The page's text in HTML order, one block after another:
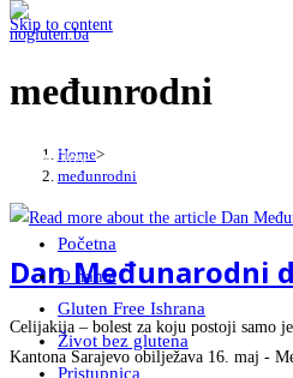
Skip to content
Menu Close
Početna
O nama
Gluten Free Ishrana
Život bez glutena
Pristupnica
međunrodni
Home>
međunrodni
Dan Međunarodni
Celijakija – bolest za koju postoji samo
Kantona Sarajevo obilježava 16. maj -